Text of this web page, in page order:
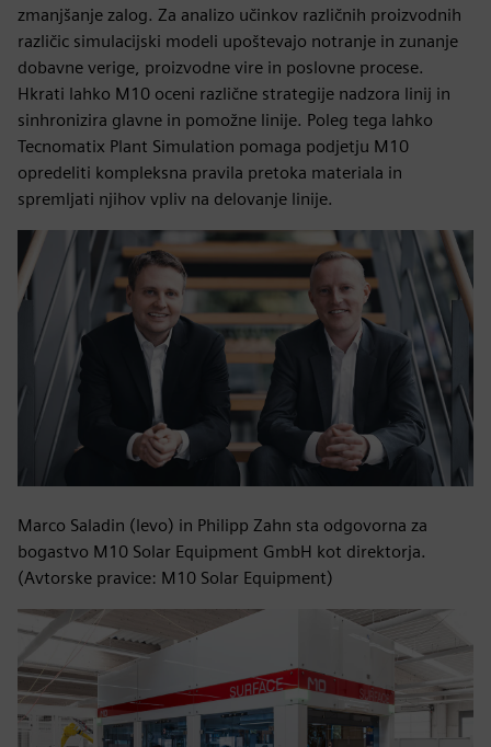
zmanjšanje zalog. Za analizo učinkov različnih proizvodnih
različic simulacijski modeli upoštevajo notranje in zunanje
dobavne verige, proizvodne vire in poslovne procese.
Hkrati lahko M10 oceni različne strategije nadzora linij in
sinhronizira glavne in pomožne linije. Poleg tega lahko
Tecnomatix Plant Simulation pomaga podjetju M10
opredeliti kompleksna pravila pretoka materiala in
spremljati njihov vpliv na delovanje linije.
Marco Saladin (levo) in Philipp Zahn sta odgovorna za
bogastvo M10 Solar Equipment GmbH kot direktorja.
(Avtorske pravice: M10 Solar Equipment)